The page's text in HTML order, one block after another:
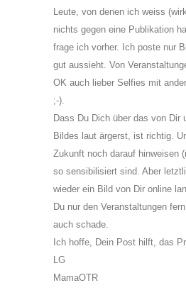
Leute, von denen ich weiss
nichts gegen eine Publikation
frage ich vorher. Ich poste nur
gut aussieht. Von
OK auch lieber Selfies mit
;-).
Dass Du Dich über das von Dir
Bildes laut ärgerst, ist richtig.
Zukunft noch darauf hinweisen
so sensibilisiert sind. Aber
wieder ein Bild von Dir online
Du nur den Veranstaltungen
auch schade.
Ich hoffe, Dein Post hilft, das
LG
MamaOTR